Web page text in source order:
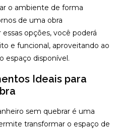
o ambiente de forma
de uma obra
opções, você poderá
e funcional, aproveitando ao
espaço disponível.
Ideais para
sem quebrar é uma
transformar o espaço de